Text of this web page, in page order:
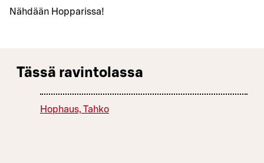
Nähdään Hopparissa!
Tässä ravintolassa
Hophaus, Tahko